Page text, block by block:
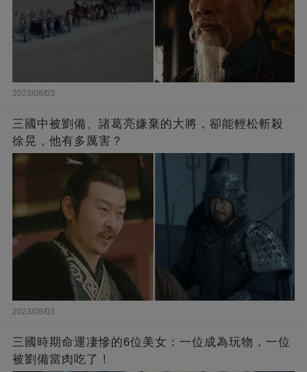
2023/08/03
三國中被劉備、諸葛亮嫌棄的大將，卻能輕松斬殺
徐晃，他有多厲害？
2023/08/03
三國時期命運凄慘的6位美女：一位成為玩物，一位
被劉備當肉吃了！